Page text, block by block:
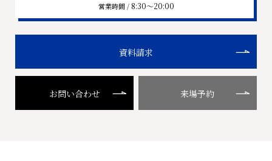
営業時間 / 8:30〜20:00
資料請求
お問い合わせ 来場予約